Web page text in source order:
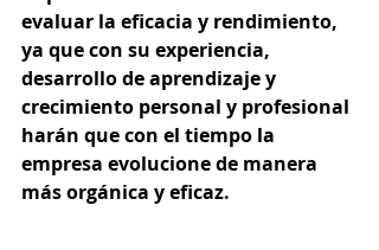
evaluar la eficacia y rendimiento,
ya que con su experiencia,
desarrollo de aprendizaje y
crecimiento personal y profesional
harán que con el tiempo la
empresa evolucione de manera
más orgánica y eficaz.